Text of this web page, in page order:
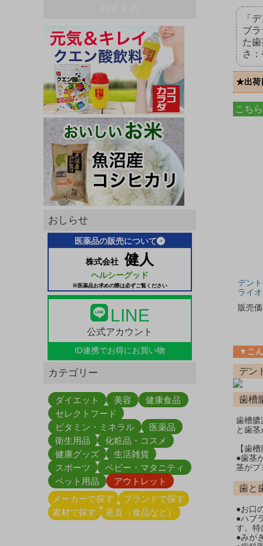
おしらせ
医薬品の販売について
株式会社 健人
ヘルシーグッド
※医薬品お求めの際は必ずご覧ください
LINE
公式アカウント
ID連携でお得にお買い物
カテゴリー
ダイエット 美容
健康食品
セレクトフード
ビタミン・ミネラル
医薬品
衛生用品
化粧品・コスメ
健康グッズ
生活雑貨
スポーツ
ベビー・マタニティ
ペット用品
アウトレット
メーカーで探す
ブランドで探す
素材で探す
産直（食品など）
「
ブ
た
さ
★出荷
こち
デン
ライ
販売
▼こ
デン
歯槽
歯槽膿
と歯
【歯
●歯茎
茎が
歯と
●お口
●ハブ
す。特
●みが